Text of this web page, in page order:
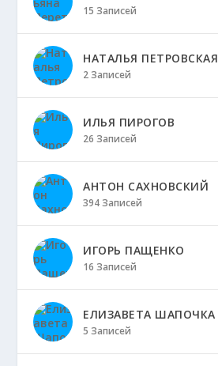
15 Записей
НАТАЛЬЯ ПЕТРОВСКАЯ
2 Записей
ИЛЬЯ ПИРОГОВ
26 Записей
АНТОН САХНОВСКИЙ
394 Записей
ИГОРЬ ПАЩЕНКО
16 Записей
ЕЛИЗАВЕТА ШАПОЧКА
5 Записей